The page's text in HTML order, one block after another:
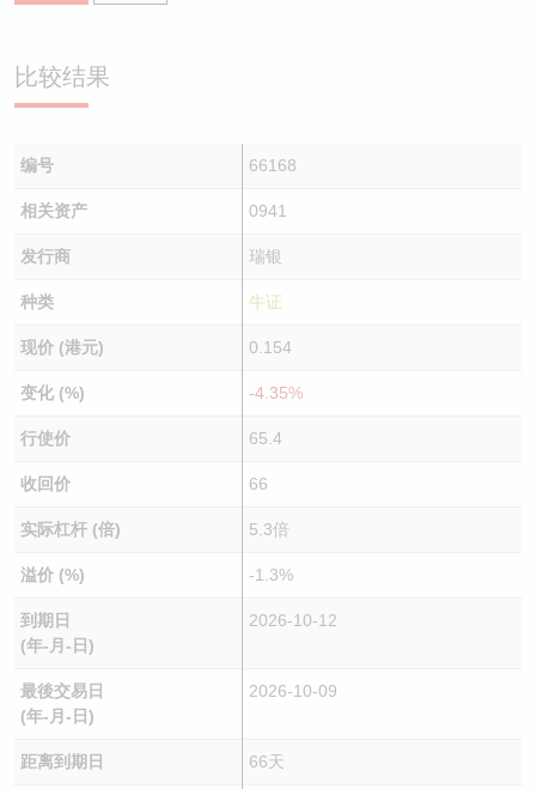
比较结果
编号 66168
相关资产 0941
发行商 瑞银
种类 牛证
现价 (港元) 0.154
变化 (%) -4.35%
行使价 65.4
收回价 66
实际杠杆 (倍) 5.3倍
溢价 (%) -1.3%
到期日
(年-月-日)
2026-10-12
最後交易日
(年-月-日)
2026-10-09
距离到期日 66天
牛熊证文件及公告 (瑞信)
收市竞价变化